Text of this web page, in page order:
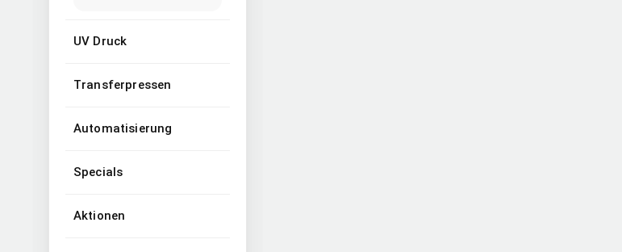
UV Druck
Transferpressen
Automatisierung
Specials
Aktionen